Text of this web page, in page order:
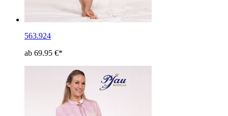
563.924
ab 69.95 €*